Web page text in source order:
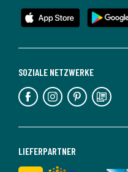
LIEFERPARTNER
SOZIALE NETZWERKE